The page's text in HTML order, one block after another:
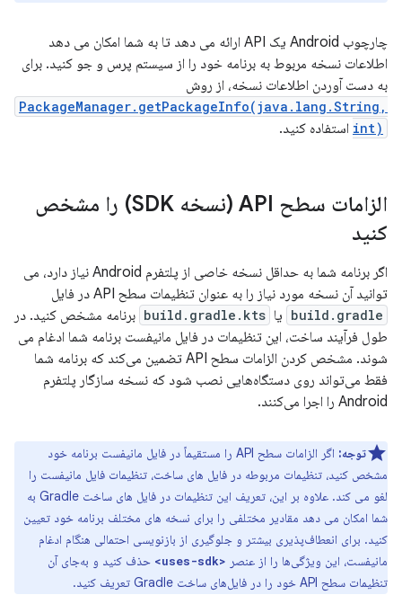
چارچوب Android یک API ارائه می دهد تا به شما امکان می دهد
اطلاعات نسخه مربوط به برنامه خود را از سیستم پرس و جو کنید. برای
به دست آوردن اطلاعات نسخه، از روش
PackageManager.getPackageInfo(java.lang.String,
int) استفاده کنید.
الزامات سطح API (نسخه SDK) را مشخص
کنید
اگر برنامه شما به حداقل نسخه خاصی از پلتفرم Android نیاز دارد، می
توانید آن نسخه مورد نیاز را به عنوان تنظیمات سطح API در فایل
build.gradle یا build.gradle.kts برنامه مشخص کنید. در
طول فرآیند ساخت، این تنظیمات در فایل مانیفست برنامه شما ادغام می
شوند. مشخص کردن الزامات سطح API تضمین می‌کند که برنامه شما
فقط می‌تواند روی دستگاه‌هایی نصب شود که نسخه سازگار پلتفرم
Android را اجرا می‌کنند.
توجه:
اگر الزامات سطح API را مستقیماً در فایل مانیفست برنامه خود
مشخص کنید، تنظیمات مربوطه در فایل های ساخت، تنظیمات فایل مانیفست را
لغو می کند. علاوه بر این، تعریف این تنظیمات در فایل های ساخت Gradle به
شما امکان می دهد مقادیر مختلفی را برای نسخه های مختلف برنامه خود تعیین
کنید. برای انعطاف‌پذیری بیشتر و جلوگیری از بازنویسی احتمالی هنگام ادغام
مانیفست، این ویژگی‌ها را از عنصر <uses-sdk>
حذف کنید و به‌جای آن
تنظیمات سطح API خود را در فایل‌های ساخت Gradle تعریف کنید.